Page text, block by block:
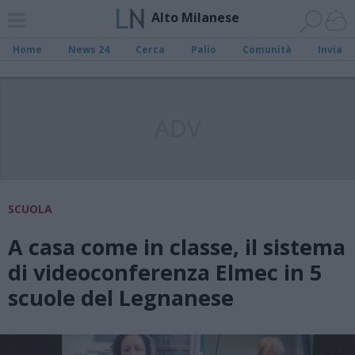
Alto Milanese
Home News 24 Cerca Palio Comunità Invia
SCUOLA
A casa come in classe, il sistema
di videoconferenza Elmec in 5
scuole del Legnanese